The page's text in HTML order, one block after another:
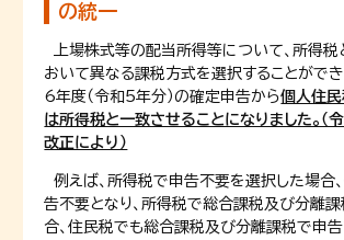
の統一
上場株式等の配当所得等について、所得税
おいて異なる課税方式を選択することができ
6年度（令和5年分）の確定申告から個人住
は所得税と一致させることになりました。（
改正により）
例えば、所得税で申告不要を選択した場合
告不要となり、所得税で総合課税及び分離
合、住民税でも総合課税及び分離課税で申